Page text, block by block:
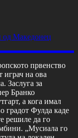
првенство
играч на ова
Заслуга за
Бранко
а кога имал
градот Фулда каде
решиле да го
„Мусиала го